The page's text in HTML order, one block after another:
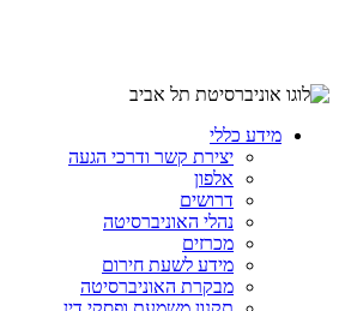
מידע כללי
יצירת קשר ודרכי הגעה
אלפון
דרושים
נהלי האוניברסיטה
מכרזים
מידע לשעת חירום
מבקרת האוניברסיטה